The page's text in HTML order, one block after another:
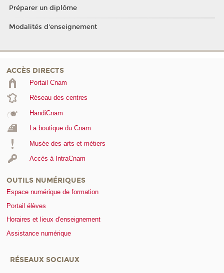
Préparer un diplôme
Modalités d'enseignement
ACCÈS DIRECTS
Portail Cnam
Réseau des centres
HandiCnam
La boutique du Cnam
Musée des arts et métiers
Accès à IntraCnam
OUTILS NUMÉRIQUES
Espace numérique de formation
Portail élèves
Horaires et lieux d'enseignement
Assistance numérique
RÉSEAUX SOCIAUX